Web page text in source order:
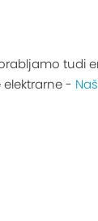
tudi
elektrarne -